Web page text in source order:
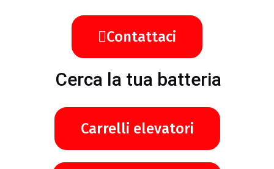
Contattaci
Cerca la tua batteria
Carrelli elevatori